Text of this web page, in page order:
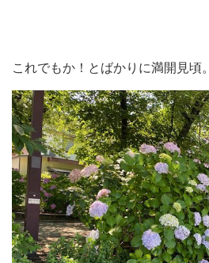
これでもか！とばかりに満開見頃。